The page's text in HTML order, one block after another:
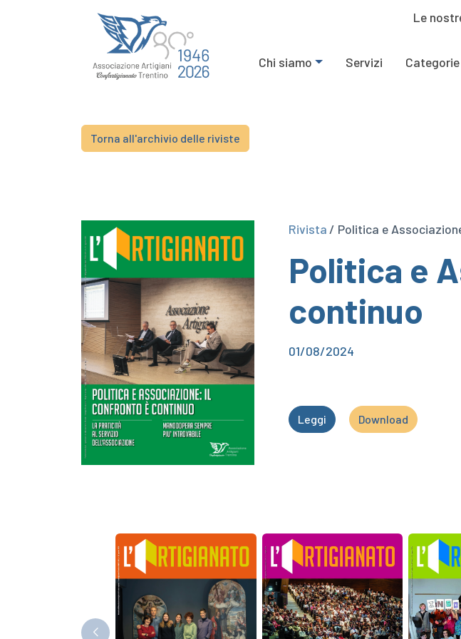
Le
Chi siamo Servizi
Torna all'archivio delle riviste
Rivista / Politica e
Politica e
continuo
01/08/2024
Leggi Download